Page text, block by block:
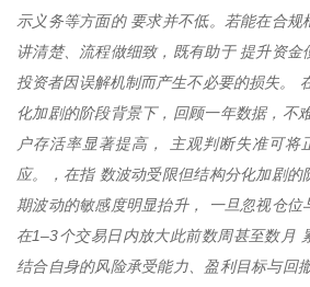
示义务等方面的 要求并不低。若能在合规
讲清楚、流程做细致，既有助于 提升资金
投资者因误解机制而产生不必要的损失。
化加剧的阶段背景下，回顾一年数据，不
户存活率显著提高， 主观判断失准可将
应。，在指 数波动受限但结构分化加剧的
期波动的敏感度明显抬升， 一旦忽视仓位
在1–3个交易日内放大此前数周甚至数月
结合自身的风险承受能力、盈利目标与回